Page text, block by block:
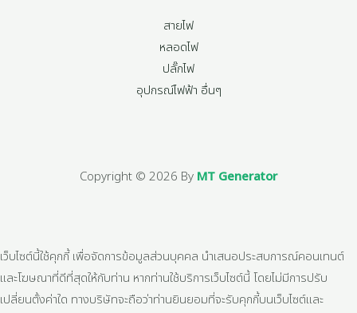
สายไฟ
หลอดไฟ
ปลั๊กไฟ
อุปกรณ์ไฟฟ้า อื่นๆ
Copyright © 2026 By MT Generator
เว็บไซต์นี้ใช้คุกกี้ เพื่อจัดการข้อมูลส่วนบุคคล นำเสนอประสบการณ์คอนเทนต์
และโฆษณาที่ดีที่สุดให้กับท่าน หากท่านใช้บริการเว็บไซต์นี้ โดยไม่มีการปรับ
เปลี่ยนตั้งค่าใด ทางบริษัทจะถือว่าท่านยินยอมที่จะรับคุกกี้บนเว็บไซต์และ